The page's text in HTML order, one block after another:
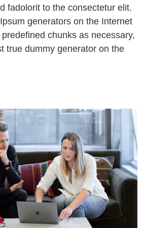
fadolorit to the consectetur elit.
generators on the Internet
chunks as necessary,
true dummy generator on the